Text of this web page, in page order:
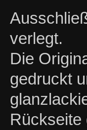
verlegt.
Die
gedruckt
Rückseite